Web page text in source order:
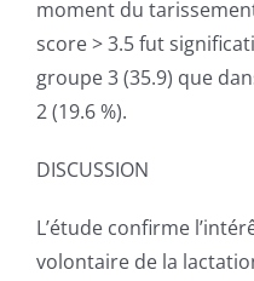
moment du
score > 3.5 fut
groupe 3 (35.9) que
2 (19.6 %).
DISCUSSION
L’étude confirme
volontaire de la